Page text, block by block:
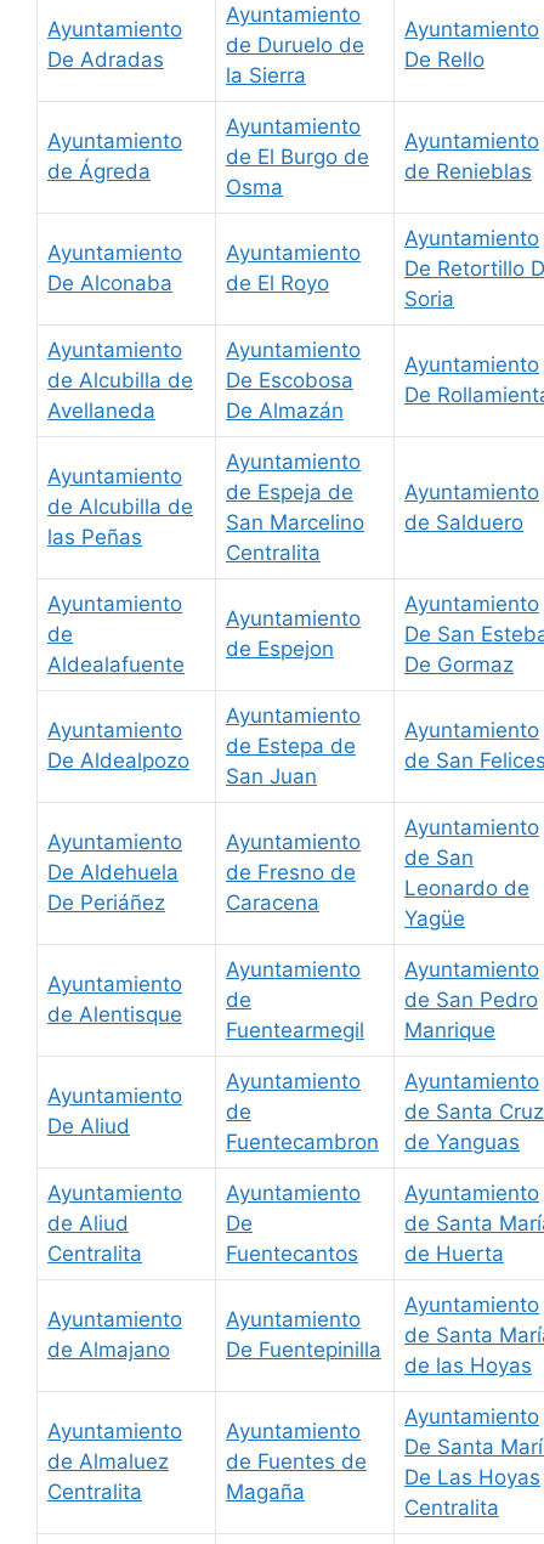
Ayuntamiento
De Adradas
Ayuntamiento
de Duruelo de
la Sierra
Ayuntamiento
De Rello
Ayuntamiento
de Ágreda
Ayuntamiento
de El Burgo de
Osma
Ayuntamiento
de Renieblas
Ayuntamiento
De Alconaba
Ayuntamiento
de El Royo
Ayuntamiento
De Retortillo
Soria
Ayuntamiento
de Alcubilla de
Avellaneda
Ayuntamiento
De Escobosa
De Almazán
Ayuntamiento
De
Ayuntamiento
de Alcubilla de
las Peñas
Ayuntamiento
de Espeja de
San Marcelino
Centralita
Ayuntamiento
de Salduero
Ayuntamiento
de
Aldealafuente
Ayuntamiento
de Espejon
Ayuntamiento
De San
De Gormaz
Ayuntamiento
De Aldealpozo
Ayuntamiento
de Estepa de
San Juan
Ayuntamiento
de San
Ayuntamiento
De Aldehuela
De Periáñez
Ayuntamiento
de Fresno de
Caracena
Ayuntamiento
de San
Leonardo de
Yagüe
Ayuntamiento
de Alentisque
Ayuntamiento
de
Fuentearmegil
Ayuntamiento
de San Pedro
Manrique
Ayuntamiento
De Aliud
Ayuntamiento
de
Fuentecambron
Ayuntamiento
de Santa Cruz
de Yanguas
Ayuntamiento
de Aliud
Centralita
Ayuntamiento
De
Fuentecantos
Ayuntamiento
de Santa
de Huerta
Ayuntamiento
de Almajano
Ayuntamiento
De Fuentepinilla
Ayuntamiento
de Santa
de las Hoyas
Ayuntamiento
de Almaluez
Centralita
Ayuntamiento
de Fuentes de
Magaña
Ayuntamiento
De Santa
De Las Hoyas
Centralita